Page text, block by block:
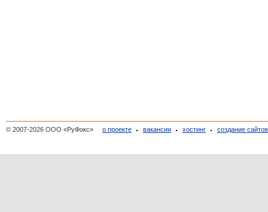
© 2007-2026 ООО «РуФокс» о проекте вакансии хостинг создание сайтов